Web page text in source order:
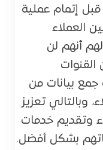
إتمام عملية
العملاء
أنهم لن
بيانات من
وبالتالي تعزيز
خدمات
بشكل أفضل.